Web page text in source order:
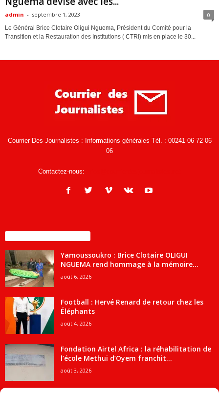
admin - septembre 1, 2023 0
Le Général Brice Clotaire Oligui Nguema, Président du Comité pour la
Transition et la Restauration des Institutions ( CTRI) mis en place le 30...
Courrier Des Journalistes : Informations générales Tél. : 00241 06 72 06
06
Contactez-nous:
Yamoussoukro : Brice Clotaire OLIGUI
NGUEMA rend hommage à la mémoire...
août 6, 2026
Football : Hervé Renard de retour chez les
Éléphants
août 4, 2026
Fondation Airtel Africa : la réhabilitation de
l’école Methui d’Oyem franchit...
août 3, 2026